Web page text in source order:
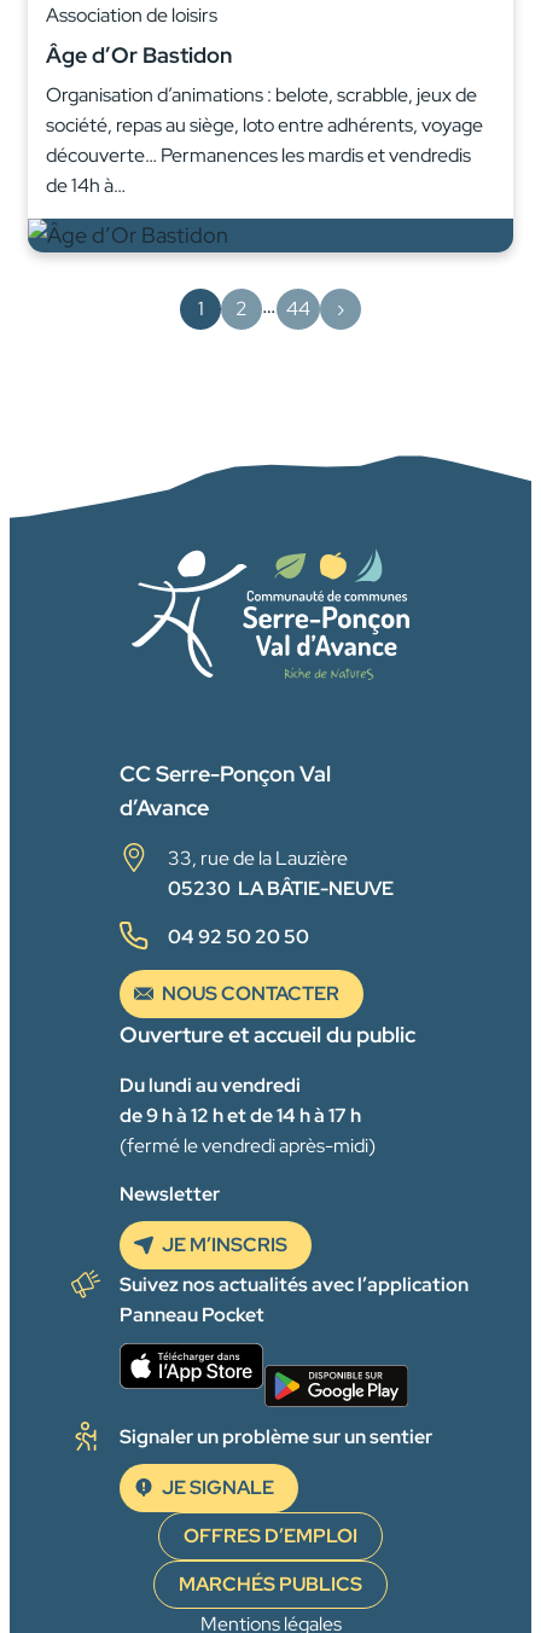
Association de loisirs
Âge d’Or Bastidon
Organisation d’animations : belote, scrabble, jeux de
société, repas au siège, loto entre adhérents, voyage
découverte… Permanences les mardis et vendredis
de 14h à…
1 2 … 44 ›
CC Serre-Ponçon Val
d’Avance
33, rue de la Lauzière
05230 LA BÂTIE-NEUVE
04 92 50 20 50
NOUS CONTACTER
Ouverture et accueil du public
Du lundi au vendredi
de 9 h à 12 h et de 14 h à 17 h
(fermé le vendredi après-midi)
Newsletter
JE M’INSCRIS
Suivez nos actualités avec l’application
Panneau Pocket
Signaler un problème sur un sentier
JE SIGNALE
OFFRES D’EMPLOI
MARCHÉS PUBLICS
Mentions légales